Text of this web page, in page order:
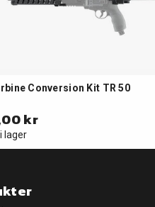
Conversion Kit TR 50
kr
lager